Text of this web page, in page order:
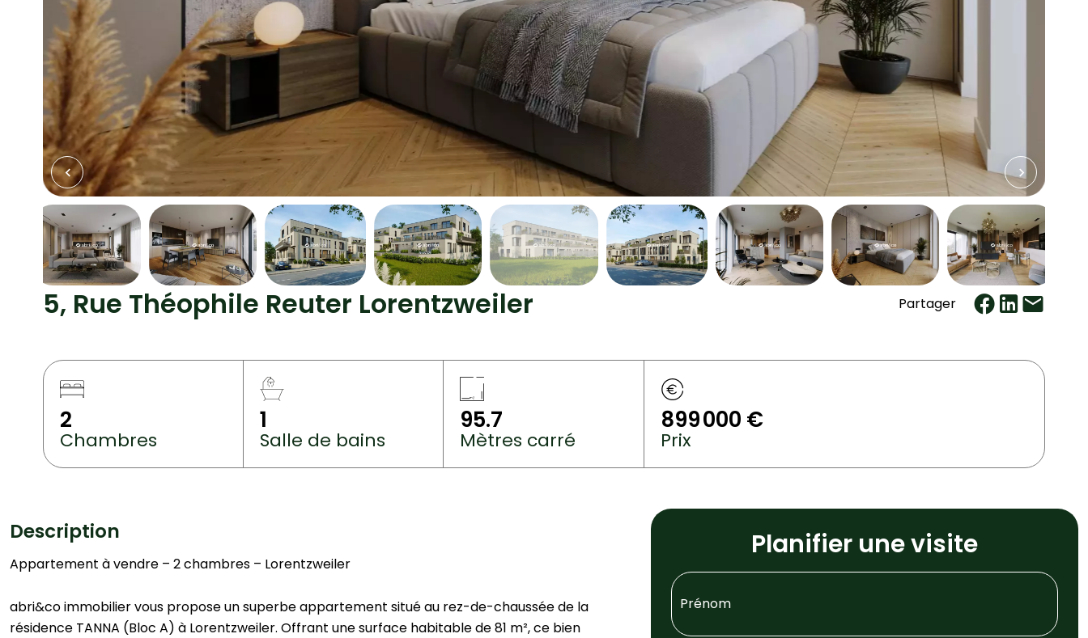
5, Rue Théophile Reuter Lorentzweiler Partager
2
Chambres
1
Salle de bains
95.7
Mètres carré
899 000 €
Prix
Description
Appartement à vendre – 2 chambres – Lorentzweiler
abri&co immobilier vous propose un superbe appartement situé au rez-de-chaussée de la
résidence TANNA (Bloc A) à Lorentzweiler. Offrant une surface habitable de 81 m², ce bien
Planifier une visite